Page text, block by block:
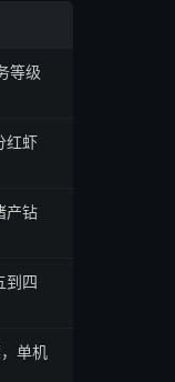
等级
红虾
产钻
到四
单机